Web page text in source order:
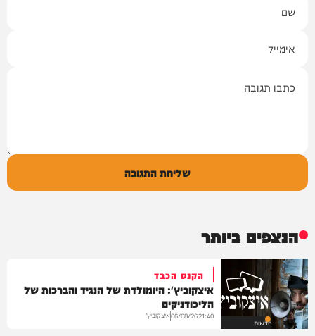
שליחת התגובה
הנצפים ביותר
חדשות
הקנס הכבד
איצקוביץ': היומולדת של הנגיד והברכות של
הליכודניקים
21:40
06/08/26איצקוביץ'